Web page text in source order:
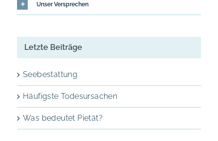
Unser Versprechen
Letzte Beiträge
Seebestattung
Häufigste Todesursachen
Was bedeutet Pietät?